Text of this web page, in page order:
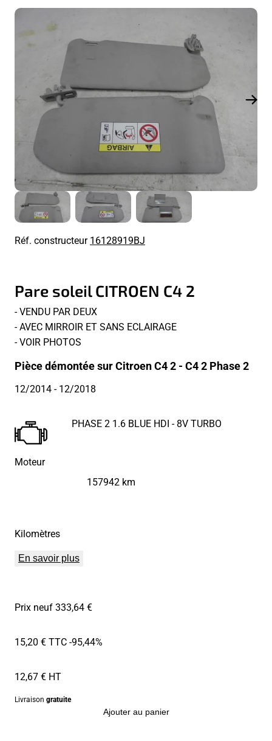
Réf. constructeur16128919BJ
Pare soleil CITROEN C4 2
- VENDU PAR DEUX
- AVEC MIRROIR ET SANS ECLAIRAGE
- VOIR PHOTOS
Pièce démontée sur Citroen C4 2 - C4 2 Phase 2
12/2014- 12/2018
Moteur
PHASE 2 1.6 BLUE HDI - 8V TURBO
Kilomètres
157942 km
En savoir plus
Prix neuf 333,64 €
15,20 € TTC-95,44%
12,67 € HT
Livraison gratuite
Ajouter au panier